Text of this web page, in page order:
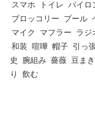
スマホ
トイレ パイロ
ブロッコリー
プール
マイク
マフラー ラジ
和装
喧嘩 帽子 引っ
史
腕組み 薔薇 豆まき
り
飲む